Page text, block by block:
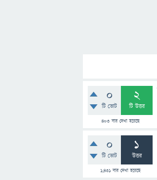
0
টি ভোট
2
টি উত্তর
403বার দেখা হয়েছে
0
টি ভোট
1
উত্তর
1,431বার দেখা হয়েছে